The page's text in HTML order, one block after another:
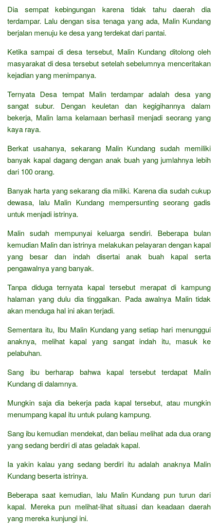
Dia sempat kebingungan karena tidak tahu daerah dia
terdampar. Lalu dengan sisa tenaga yang ada, Malin Kundang
berjalan menuju ke desa yang terdekat dari pantai.
Ketika sampai di desa tersebut, Malin Kundang ditolong oleh
masyarakat di desa tersebut setelah sebelumnya menceritakan
kejadian yang menimpanya.
Ternyata Desa tempat Malin terdampar adalah desa yang
sangat subur. Dengan keuletan dan kegigihannya dalam
bekerja, Malin lama kelamaan berhasil menjadi seorang yang
kaya raya.
Berkat usahanya, sekarang Malin Kundang sudah memiliki
banyak kapal dagang dengan anak buah yang jumlahnya lebih
dari 100 orang.
Banyak harta yang sekarang dia miliki. Karena dia sudah cukup
dewasa, lalu Malin Kundang mempersunting seorang gadis
untuk menjadi istrinya.
Malin sudah mempunyai keluarga sendiri. Beberapa bulan
kemudian Malin dan istrinya melakukan pelayaran dengan kapal
yang besar dan indah disertai anak buah kapal serta
pengawalnya yang banyak.
Tanpa diduga ternyata kapal tersebut merapat di kampung
halaman yang dulu dia tinggalkan. Pada awalnya Malin tidak
akan menduga hal ini akan terjadi.
Sementara itu, Ibu Malin Kundang yang setiap hari menunggui
anaknya, melihat kapal yang sangat indah itu, masuk ke
pelabuhan.
Sang ibu berharap bahwa kapal tersebut terdapat Malin
Kundang di dalamnya.
Mungkin saja dia bekerja pada kapal tersebut, atau mungkin
menumpang kapal itu untuk pulang kampung.
Sang ibu kemudian mendekat, dan beliau melihat ada dua orang
yang sedang berdiri di atas geladak kapal.
Ia yakin kalau yang sedang berdiri itu adalah anaknya Malin
Kundang beserta istrinya.
Beberapa saat kemudian, lalu Malin Kundang pun turun dari
kapal. Mereka pun melihat-lihat situasi dan keadaan daerah
yang mereka kunjungi ini.